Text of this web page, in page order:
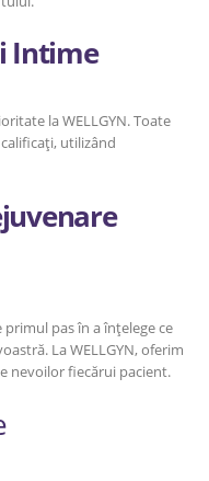
Intime
la WELLGYN. Toate
utilizând
primul pas în a înțelege ce
La WELLGYN, oferim
nevoilor fiecărui pacient.